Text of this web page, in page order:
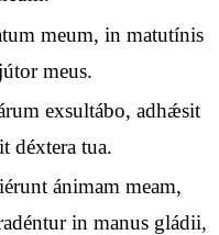
meum, in matutínis
meus.
exsultábo, adhǽsit
déxtera tua.
ánimam meam,
in manus gládii,